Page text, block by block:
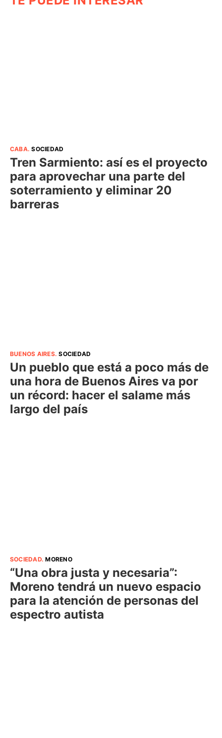
CABA.SOCIEDAD
Tren Sarmiento: así es el proyecto
para aprovechar una parte del
soterramiento y eliminar 20
barreras
BUENOS AIRES.SOCIEDAD
Un pueblo que está a poco más de
una hora de Buenos Aires va por
un récord: hacer el salame más
largo del país
SOCIEDAD.MORENO
“Una obra justa y necesaria”:
Moreno tendrá un nuevo espacio
para la atención de personas del
espectro autista